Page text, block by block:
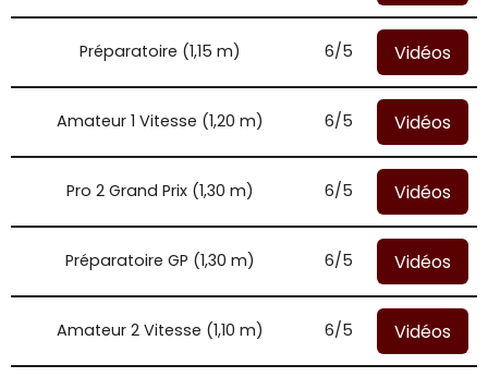
Préparatoire (1,15 m) 6/5 Vidéos
Amateur 1 Vitesse (1,20 m) 6/5 Vidéos
Pro 2 Grand Prix (1,30 m) 6/5 Vidéos
Préparatoire GP (1,30 m) 6/5 Vidéos
Amateur 2 Vitesse (1,10 m) 6/5 Vidéos